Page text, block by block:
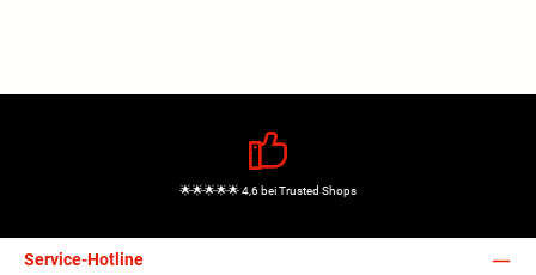
🌟🌟🌟🌟🌟 4,6 bei Trusted Shops
Service-Hotline